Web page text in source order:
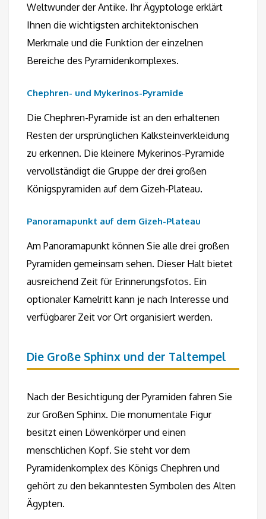
Weltwunder der Antike. Ihr Ägyptologe erklärt
Ihnen die wichtigsten architektonischen
Merkmale und die Funktion der einzelnen
Bereiche des Pyramidenkomplexes.
Chephren- und Mykerinos-Pyramide
Die Chephren-Pyramide ist an den erhaltenen
Resten der ursprünglichen Kalksteinverkleidung
zu erkennen. Die kleinere Mykerinos-Pyramide
vervollständigt die Gruppe der drei großen
Königspyramiden auf dem Gizeh-Plateau.
Panoramapunkt auf dem Gizeh-Plateau
Am Panoramapunkt können Sie alle drei großen
Pyramiden gemeinsam sehen. Dieser Halt bietet
ausreichend Zeit für Erinnerungsfotos. Ein
optionaler Kamelritt kann je nach Interesse und
verfügbarer Zeit vor Ort organisiert werden.
Die Große Sphinx und der Taltempel
Nach der Besichtigung der Pyramiden fahren Sie
zur Großen Sphinx. Die monumentale Figur
besitzt einen Löwenkörper und einen
menschlichen Kopf. Sie steht vor dem
Pyramidenkomplex des Königs Chephren und
gehört zu den bekanntesten Symbolen des Alten
Ägypten.